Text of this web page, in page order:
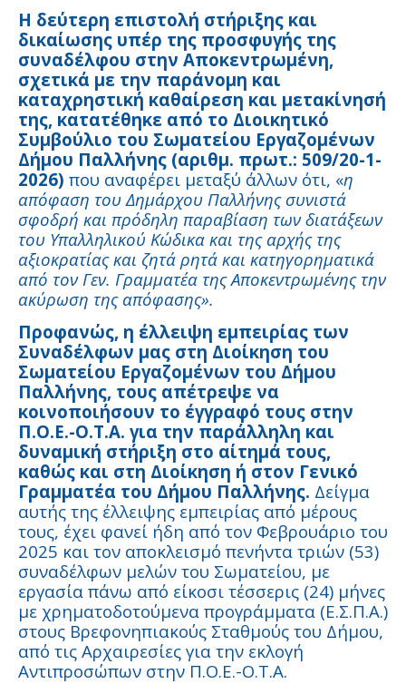
Η δεύτερη επιστολή στήριξης και
δικαίωσης υπέρ της προσφυγής της
συναδέλφου στην Αποκεντρωμένη,
σχετικά με την παράνομη και
καταχρηστική καθαίρεση και μετακίνησή
της, κατατέθηκε από το Διοικητικό
Συμβούλιο του Σωματείου Εργαζομένων
Δήμου Παλλήνης (αριθμ. πρωτ.: 509/20-1-
2026) που αναφέρει μεταξύ άλλων ότι, «η
απόφαση του Δημάρχου Παλλήνης συνιστά
σφοδρή και πρόδηλη παραβίαση των διατάξεων
του Υπαλληλικού Κώδικα και της αρχής της
αξιοκρατίας και ζητά ρητά και κατηγορηματικά
από τον Γεν. Γραμματέα της Αποκεντρωμένης την
ακύρωση της απόφασης».
Προφανώς, η έλλειψη εμπειρίας των
Συναδέλφων μας στη Διοίκηση του
Σωματείου Εργαζομένων του Δήμου
Παλλήνης, τους απέτρεψε να
κοινοποιήσουν το έγγραφό τους στην
Π.Ο.Ε.-Ο.Τ.Α. για την παράλληλη και
δυναμική στήριξη στο αίτημά τους,
καθώς και στη Διοίκηση ή στον Γενικό
Γραμματέα του Δήμου Παλλήνης. Δείγμα
αυτής της έλλειψης εμπειρίας από μέρους
τους, έχει φανεί ήδη από τον Φεβρουάριο του
2025 και τον αποκλεισμό πενήντα τριών (53)
συναδέλφων μελών του Σωματείου, με
εργασία πάνω από είκοσι τέσσερις (24) μήνες
με χρηματοδοτούμενα προγράμματα (Ε.Σ.Π.Α.)
στους Βρεφονηπιακούς Σταθμούς του Δήμου,
από τις Αρχαιρεσίες για την εκλογή
Αντιπροσώπων στην Π.Ο.Ε.-Ο.Τ.Α.